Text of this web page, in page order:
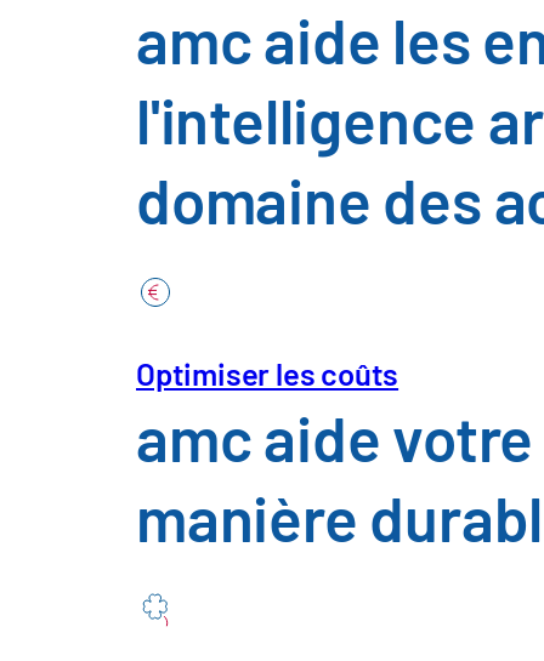
amc aide les
l'intelligence
domaine des
Optimiser les coûts
amc aide
manière
Automobile
Commerce,
Secteur des